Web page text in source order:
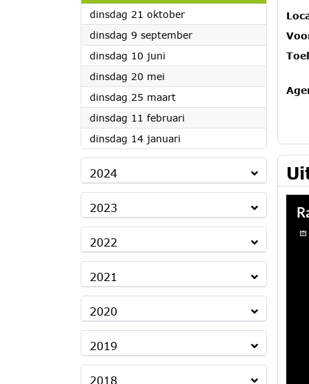
dinsdag 21 oktober2025
dinsdag 9 september2025
dinsdag 10 juni
dinsdag 20 mei
dinsdag 25 maart2025
dinsdag 11 februari
dinsdag 14 januari
2024
2023
2022
2021
2020
2019
2018